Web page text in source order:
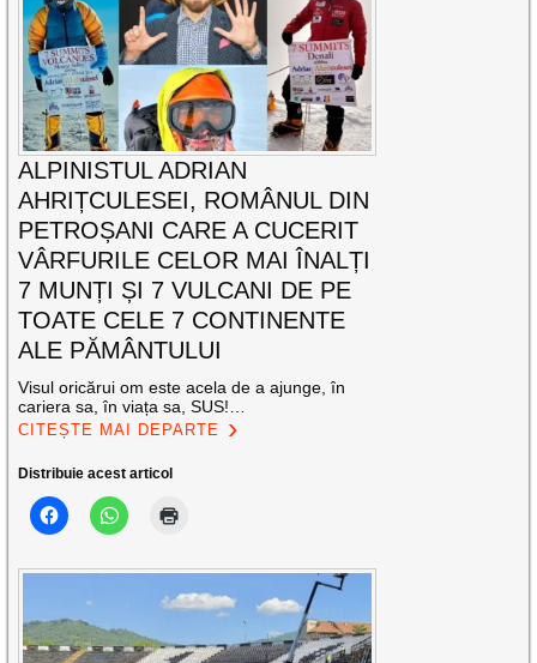
ALPINISTUL ADRIAN
AHRIȚCULESEI, ROMÂNUL DIN
PETROȘANI CARE A CUCERIT
VÂRFURILE CELOR MAI ÎNALȚI
7 MUNȚI ȘI 7 VULCANI DE PE
TOATE CELE 7 CONTINENTE
ALE PĂMÂNTULUI
Visul oricărui om este acela de a ajunge, în
cariera sa, în viața sa, SUS!…
CITEȘTE MAI DEPARTE
Distribuie acest articol